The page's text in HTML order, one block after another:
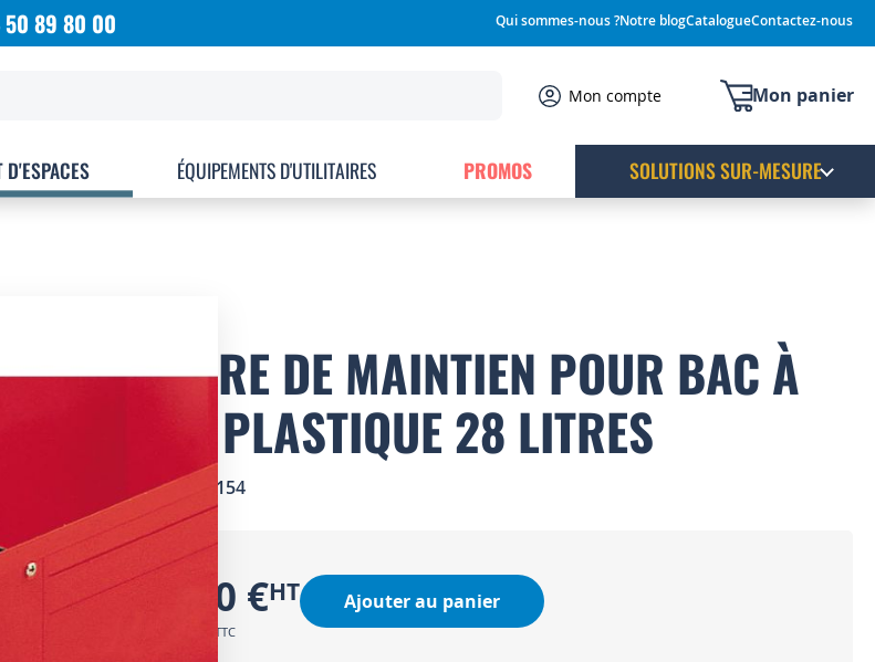
Qui sommes-nous ?Notre blogCatalogueContactez-nous
89 80 00
Mon panier
Mon compte
D'ESPACES ÉQUIPEMENTS D'UTILITAIRES PROMOS SOLUTIONS SUR-MESURE
BARRE DE MAINTIEN POUR BAC À
BEC PLASTIQUE 28 LITRES
SKU 2002154
2,50 € Ajouter au panier